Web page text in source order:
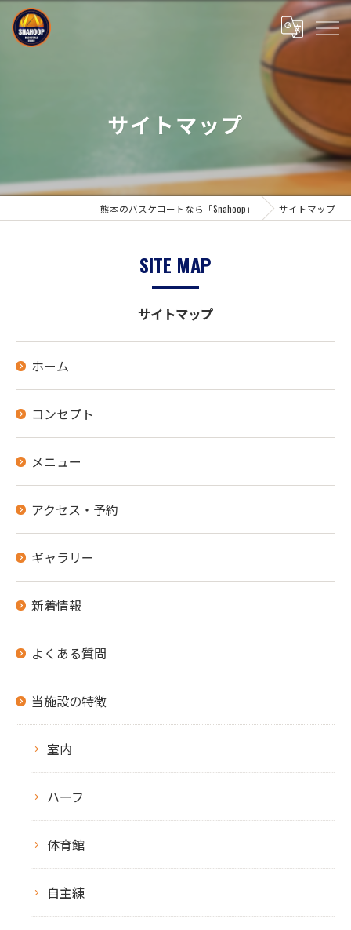
サイトマップ
熊本のバスケコートなら「Snahoop」 サイトマップ
サイトマップ
SITE MAP
ホーム
コンセプト
メニュー
アクセス・予約
ギャラリー
新着情報
よくある質問
当施設の特徴
室内
ハーフ
体育館
自主練